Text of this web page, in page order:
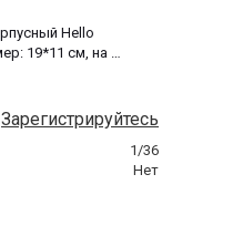
Hello
19*11 см, на
Зарегистрируйтесь
1/36
Нет